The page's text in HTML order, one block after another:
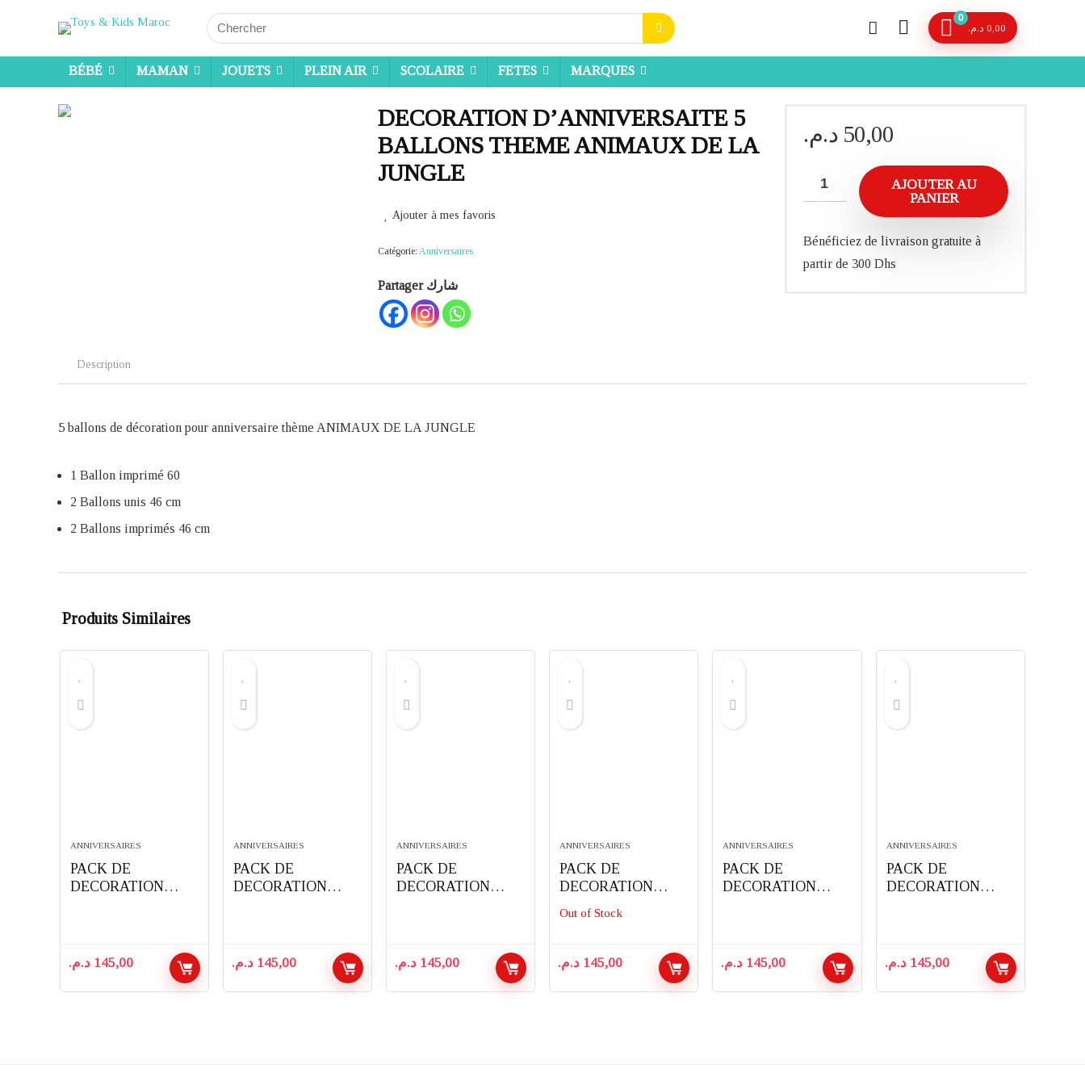
Search
for:
0
0,00 د.م.
BÉBÉ MAMAN JOUETS PLEIN AIR SCOLAIRE FETES MARQUES
DECORATION D’ANNIVERSAITE 5
BALLONS THEME ANIMAUX DE LA
JUNGLE
Ajouter à mes favoris
Catégorie: Anniversaires
Partager شارك
50,00 د.م.
AJOUTER AU
PANIER
Bénéficiez de livraison gratuite à
partir de 300 Dhs
Description
5 ballons de décoration pour anniversaire thème ANIMAUX DE LA JUNGLE
1 Ballon imprimé 60
2 Ballons unis 46 cm
2 Ballons imprimés 46 cm
Produits Similaires
ANNIVERSAIRES
PACK DE
DECORATION
PAW PATROL
145,00 د.م.
ANNIVERSAIRES
PACK DE
DECORATION
BABYBOSS
145,00 د.م.
ANNIVERSAIRES
PACK DE
DECORATION
MINECRAFT
145,00 د.م.
ANNIVERSAIRES
PACK DE
DECORATION
D’ANNIVERSAIRE
COMPLET 91
SPIDERMAN
Out of Stock
145,00 د.م.
ANNIVERSAIRES
PACK DE
DECORATION
LOL SURPRISE
145,00 د.م.
ANNIVERSAIRES
PACK DE
DECORATION
CARS145,00 د.م.